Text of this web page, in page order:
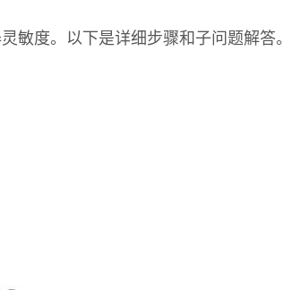
敏度。以下是详细步骤和子问题解答。